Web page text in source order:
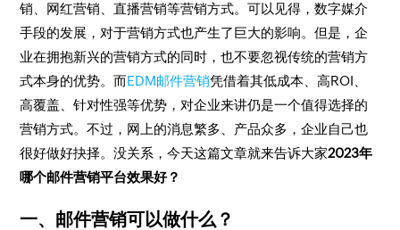
销、网红营销、直播营销等营销方式。可以见得，数字媒介
手段的发展，对于营销方式也产生了巨大的影响。但是，企
业在拥抱新兴的营销方式的同时，也不要忽视传统的营销方
式本身的优势。而EDM邮件营销凭借着其低成本、高ROI、
高覆盖、针对性强等优势，对企业来讲仍是一个值得选择的
营销方式。不过，网上的消息繁多、产品众多，企业自己也
很好做好抉择。没关系，今天这篇文章就来告诉大家2023年
哪个邮件营销平台效果好？
一、邮件营销可以做什么？